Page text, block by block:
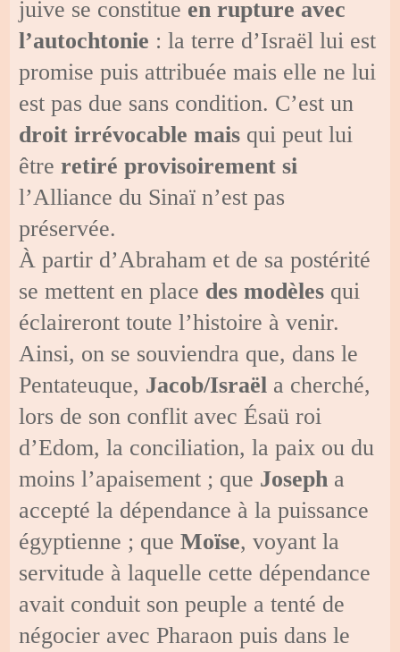
juive se constitue en rupture avec
l’autochtonie : la terre d’Israël lui est
promise puis attribuée mais elle ne lui
est pas due sans condition. C’est un
droit irrévocable mais qui peut lui
êtreretiré provisoirement si
l’Alliance du Sinaï n’est pas
préservée.
À partir d’Abraham et de sa postérité
se mettent en place des modèles qui
éclaireront toute l’histoire à venir.
Ainsi, on se souviendra que, dans le
Pentateuque, Jacob/Israël a cherché,
lors de son conflit avec Ésaü roi
d’Edom, la conciliation, la paix ou du
moins l’apaisement ; que Joseph a
accepté la dépendance à la puissance
égyptienne ; queMoïse, voyant la
servitude à laquelle cette dépendance
avait conduit son peuple a tenté de
négocier avec Pharaon puis dans le